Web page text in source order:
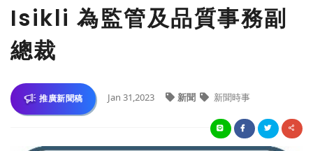
Isikli 為監管及品質事務副
總裁
推廣新聞稿 Jan 31,2023 新聞 新聞時事